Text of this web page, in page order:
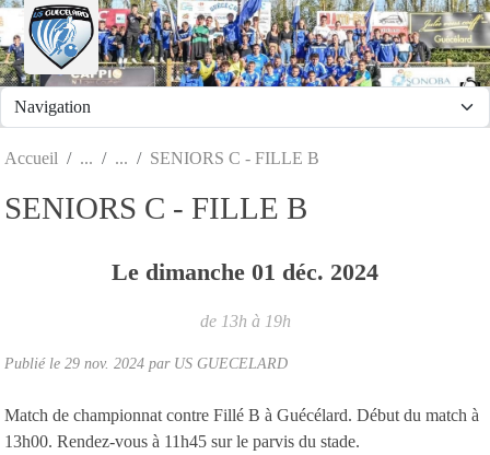
Accueil SENIORS C - FILLE B
SENIORS C - FILLE B
Le dimanche 01 déc. 2024
de 13h à 19h
Publié le 29 nov. 2024 par US GUECELARD
Match de championnat contre Fillé B à Guécélard. Début du match à
13h00. Rendez-vous à 11h45 sur le parvis du stade.
Panneau de gestion des cookies